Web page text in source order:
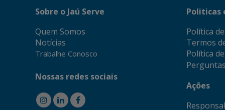
Sobre o Jaú Serve
Quem Somos
Notícias
Trabalhe Conosco
Nossas redes sociais
Politicas
Política
Termos
Política
Ações